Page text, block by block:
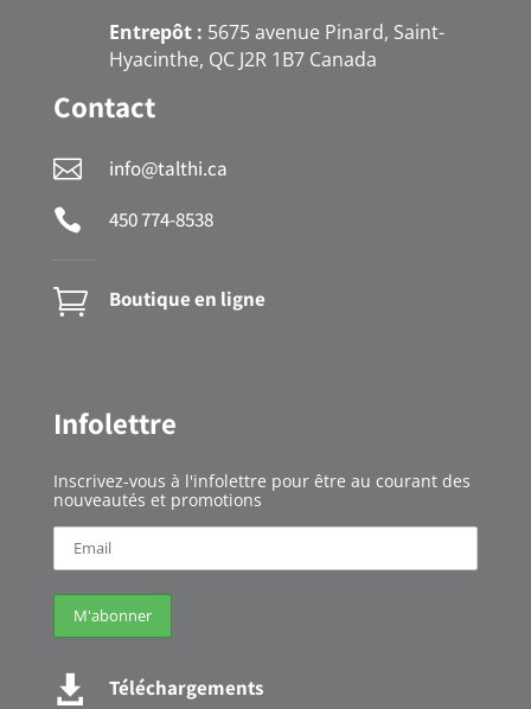
Entrepôt : 5675 avenue Pinard, Saint-
Hyacinthe, QC J2R 1B7 Canada
Contact
 info@talthi.ca
 450 774-8538
 Boutique en ligne
Infolettre
Inscrivez-vous à l'infolettre pour être au courant des
nouveautés et promotions
 Téléchargements